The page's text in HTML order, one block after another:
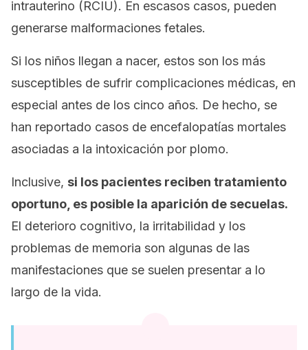
intrauterino (RCIU). En escasos casos, pueden
generarse malformaciones fetales.
Si los niños llegan a nacer, estos son los más
susceptibles de sufrir complicaciones médicas, en
especial antes de los cinco años. De hecho, se
han reportado casos de encefalopatías mortales
asociadas a la intoxicación por plomo.
Inclusive, si los pacientes reciben tratamiento
oportuno, es posible la aparición de secuelas.
El deterioro cognitivo, la irritabilidad y los
problemas de memoria son algunas de las
manifestaciones que se suelen presentar a lo
largo de la vida.